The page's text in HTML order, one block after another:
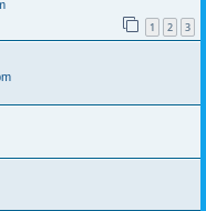
1 2 3